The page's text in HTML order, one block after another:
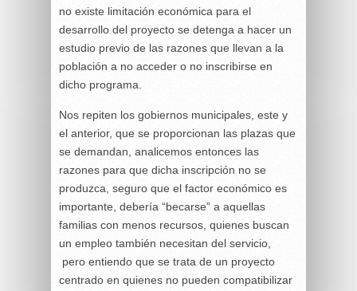
no existe limitación económica para el
desarrollo del proyecto se detenga a hacer un
estudio previo de las razones que llevan a la
población a no acceder o no inscribirse en
dicho programa.
Nos repiten los gobiernos municipales, este y
el anterior, que se proporcionan las plazas que
se demandan, analicemos entonces las
razones para que dicha inscripción no se
produzca, seguro que el factor económico es
importante, debería “becarse” a aquellas
familias con menos recursos, quienes buscan
un empleo también necesitan del servicio,
pero entiendo que se trata de un proyecto
centrado en quienes no pueden compatibilizar